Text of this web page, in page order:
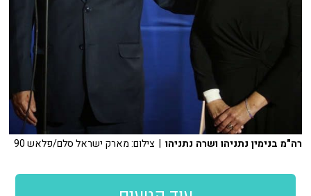
רה"מ בנימין נתניהו ושרה נתניהו | צילום: מארק ישראל סלם/פלאש 90